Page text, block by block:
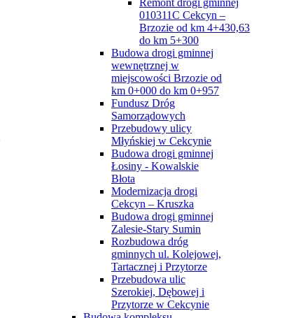
Remont drogi gminnej
010311C Cekcyn –
Brzozie od km 4+430,63
do km 5+300
Budowa drogi gminnej
wewnętrznej w
miejscowości Brzozie od
km 0+000 do km 0+957
Fundusz Dróg
Samorządowych
Przebudowy ulicy
Młyńskiej w Cekcynie
Budowa drogi gminnej
Łosiny - Kowalskie
Błota
Modernizacja drogi
Cekcyn – Kruszka
Budowa drogi gminnej
Zalesie-Stary Sumin
Rozbudowa dróg
gminnych ul. Kolejowej,
Tartacznej i Przytorze
Przebudowa ulic
Szerokiej, Dębowej i
Przytorze w Cekcynie